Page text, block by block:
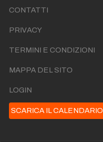
CONTATTI
PRIVACY
TERMINI E CONDIZIONI
MAPPA DEL SITO
LOGIN
SCARICA IL CALENDARIO